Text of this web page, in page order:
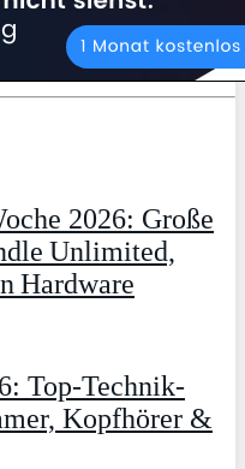
2026: Große
Unlimited,
Hardware
Top-Technik-
Kopfhörer &